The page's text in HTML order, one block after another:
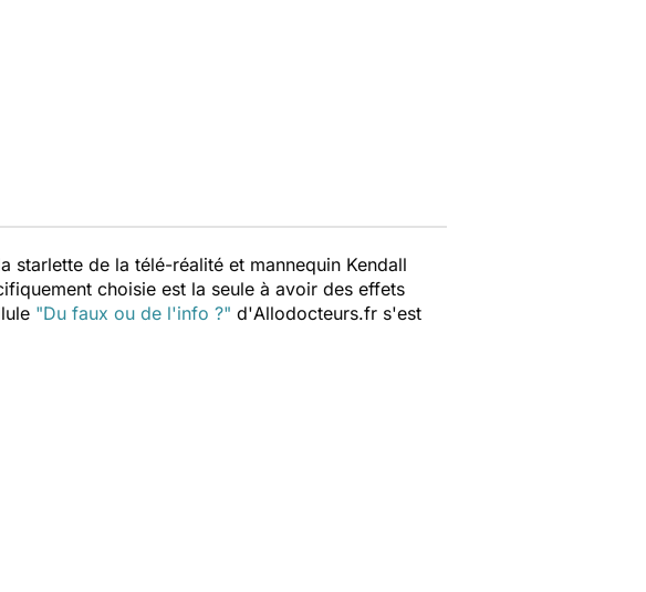
de la télé-réalité et mannequin Kendall
choisie est la seule à avoir des effets
"Du faux ou de l'info ?" d'Allodocteurs.fr s'est